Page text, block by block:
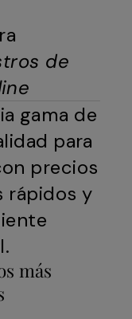
de
gama de
para
precios
rápidos y
más